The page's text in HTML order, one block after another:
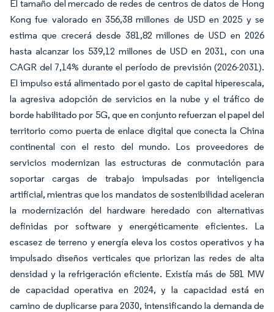
El tamaño del mercado de redes de centros de datos de Hong
Kong fue valorado en 356,38 millones de USD en 2025 y se
estima que crecerá desde 381,82 millones de USD en 2026
hasta alcanzar los 539,12 millones de USD en 2031, con una
CAGR del 7,14% durante el período de previsión (2026-2031).
El impulso está alimentado por el gasto de capital hiperescala,
la agresiva adopción de servicios en la nube y el tráfico de
borde habilitado por 5G, que en conjunto refuerzan el papel del
territorio como puerta de enlace digital que conecta la China
continental con el resto del mundo. Los proveedores de
servicios modernizan las estructuras de conmutación para
soportar cargas de trabajo impulsadas por inteligencia
artificial, mientras que los mandatos de sostenibilidad aceleran
la modernización del hardware heredado con alternativas
definidas por software y energéticamente eficientes. La
escasez de terreno y energía eleva los costos operativos y ha
impulsado diseños verticales que priorizan las redes de alta
densidad y la refrigeración eficiente. Existía más de 581 MW
de capacidad operativa en 2024, y la capacidad está en
camino de duplicarse para 2030, intensificando la demanda de